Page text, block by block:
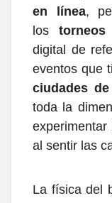
en línea,
los torneos
digital de
eventos que
ciudades
toda la
experimentar
al sentir las
La física del